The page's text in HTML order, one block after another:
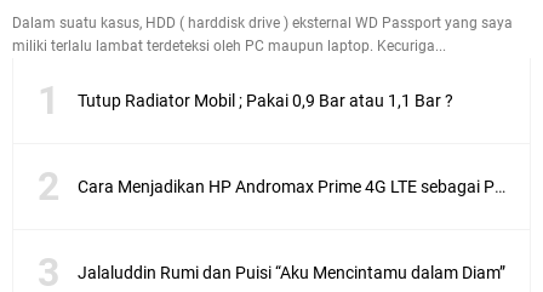
Dalam suatu kasus, HDD ( harddisk drive ) eksternal WD Passport yang saya
miliki terlalu lambat terdeteksi oleh PC maupun laptop. Kecuriga...
Tutup Radiator Mobil ; Pakai 0,9 Bar atau 1,1 Bar ?
Cara Menjadikan HP Andromax Prime 4G LTE sebagai Perangkat Wifi Hotspot
Jalaluddin Rumi dan Puisi “Aku Mencintamu dalam Diam”